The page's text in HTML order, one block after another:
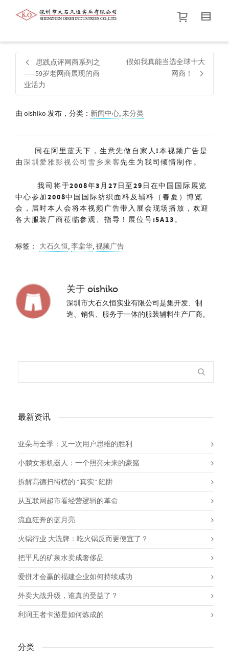
帮我查找新的衬衫尺码
价格介于
默认品牌.
思践点评网商系列之
——59岁老网商展现的商
业活力
假如我真能当选全球十大
网商！
由 oishiko 发布，分类： 新闻中心,未分类
同在阿里蓝天下，生意先做自家人!本视频广告是
由深圳爱雅影视公司雪乡来客先生为我司倾情制作。
我司将于2008年3月27日至29日在中国国际展览
中心参加2008中国国际纺织面料及辅料（春夏）博览
会，届时本人会将本视频广告带入展会现场播放，欢迎
各大服装厂商莅临参观、指导！展位号:5A13。
标签： 大石久恒,李棠华,视频广告
关于 oishiko
深圳市大石久恒实业有限公司是集开发、制
造、销售、服务于一体的服装辅料生产厂商。
最新资讯
亚朵与全季：又一次用户思维的胜利
小鹏女形机器人：一个照亮未来的豪赌
拆解高德扫街榜的 “真实” 陷阱
从互联网超市看经营逻辑的革命
流血狂奔的蓝月亮
火锅行业 大洗牌：吃火锅反而更便宜了？
把平凡的矿泉水卖成奢侈品
爱拼才会赢的福建企业如何持续成功
外卖大战升级，谁真的受益了？
利润王者卡游是如何炼成的
分类